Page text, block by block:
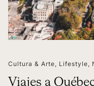
Cultura & Arte, Lifestyle,
Viajes a